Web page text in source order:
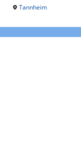
Tannheim